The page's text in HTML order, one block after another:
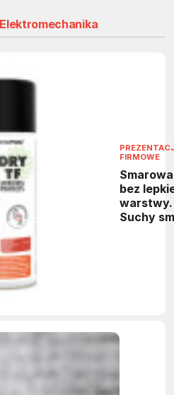
Elektromechanika
FIRMOWE
bez
warstwy.
Suchy